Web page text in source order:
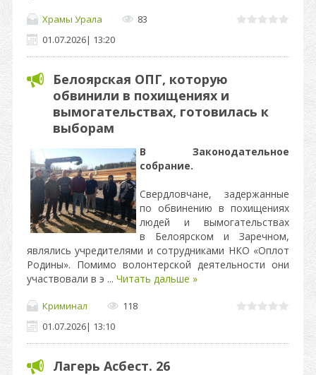
Храмы Урала
83
01.07.2026| 13:20
Белоярская ОПГ, которую
обвинили в похищениях и
вымогательствах, готовилась к
выборам
В Законодательное
собрание.
Свердловчане, задержанные
по обвинению в похищениях
людей и вымогательствах
в Белоярском и Заречном,
являлись учредителями и сотрудниками НКО «Оплот
Родины». Помимо волонтерской деятельности они
участвовали в э ... Читать дальше »
Криминал
118
01.07.2026| 13:10
Лагерь Асбест. 26